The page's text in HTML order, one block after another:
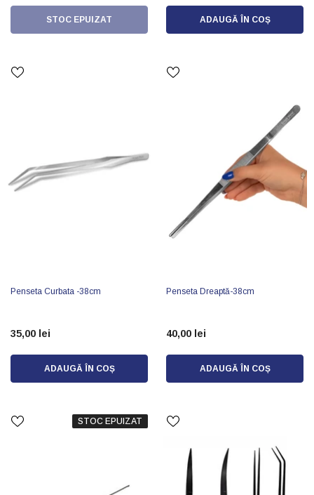
STOC EPUIZAT ADAUGĂ ÎN COȘ
Penseta Curbata -38cm
35,00 lei
ADAUGĂ ÎN COȘ
Penseta Dreaptă-38cm
40,00 lei
ADAUGĂ ÎN COȘ
STOC EPUIZAT